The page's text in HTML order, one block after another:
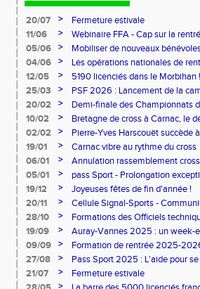
20/07 >
Fermeture estivale
11/06
>
Webinaire FFA - Cap sur la
05/06
>
Mobiliser de nouveaux
04/06
>
Les opérations nationales de
12/05
>
5190 licenciés dans le Morbihan !
25/03
>
PSF 2026 : Lancement de la
20/02
>
Demi-finale des Championnats
10/02
>
Bretagne de cross à Carnac, le
l'honneur
02/02 >
Pierre-Yves Harscouët succède
comité du Morbihan
19/01 >
Carnac vibre au rythme du cross
06/01
>
Annulation rassemblement
05/01
>
pass Sport - Prolongation
19/12
> Joyeuses fêtes de fin d'année !
20/11 >
Cellule Signal-Sports -
Sports
28/10 >
Formations des Officiels
19/09
>
Auray-Vannes 2025 : un week-
marathon breton
09/09 >
Formation de rentrée 2025-
27/08
>
Pass Sport 2025 : L'aide pour
21/07
>
Fermeture estivale
>